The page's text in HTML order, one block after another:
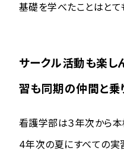
基礎を学べたことはとて
サークル活動も楽し
習も同期の仲間と乗
看護学部は３年次から
4年次の夏にすべての